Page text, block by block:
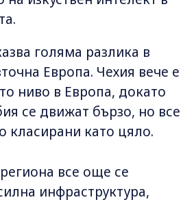
голяма разлика в
Европа. Чехия вече е
ниво в Европа, докато
се движат бързо, но все
класирани като цяло.
все още се
инфраструктура,